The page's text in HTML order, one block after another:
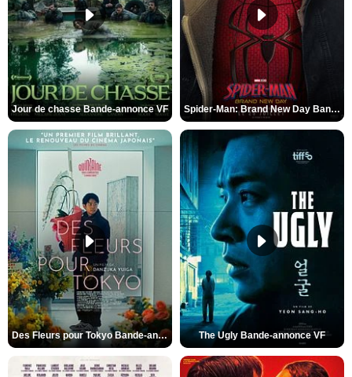
Jour de chasse Bande-annonce VF Spider-Man: Brand New Day Bande-annonce (3) VO STFR
Des Fleurs pour Tokyo Bande-annonce VO STFR The Ugly Bande-annonce VF